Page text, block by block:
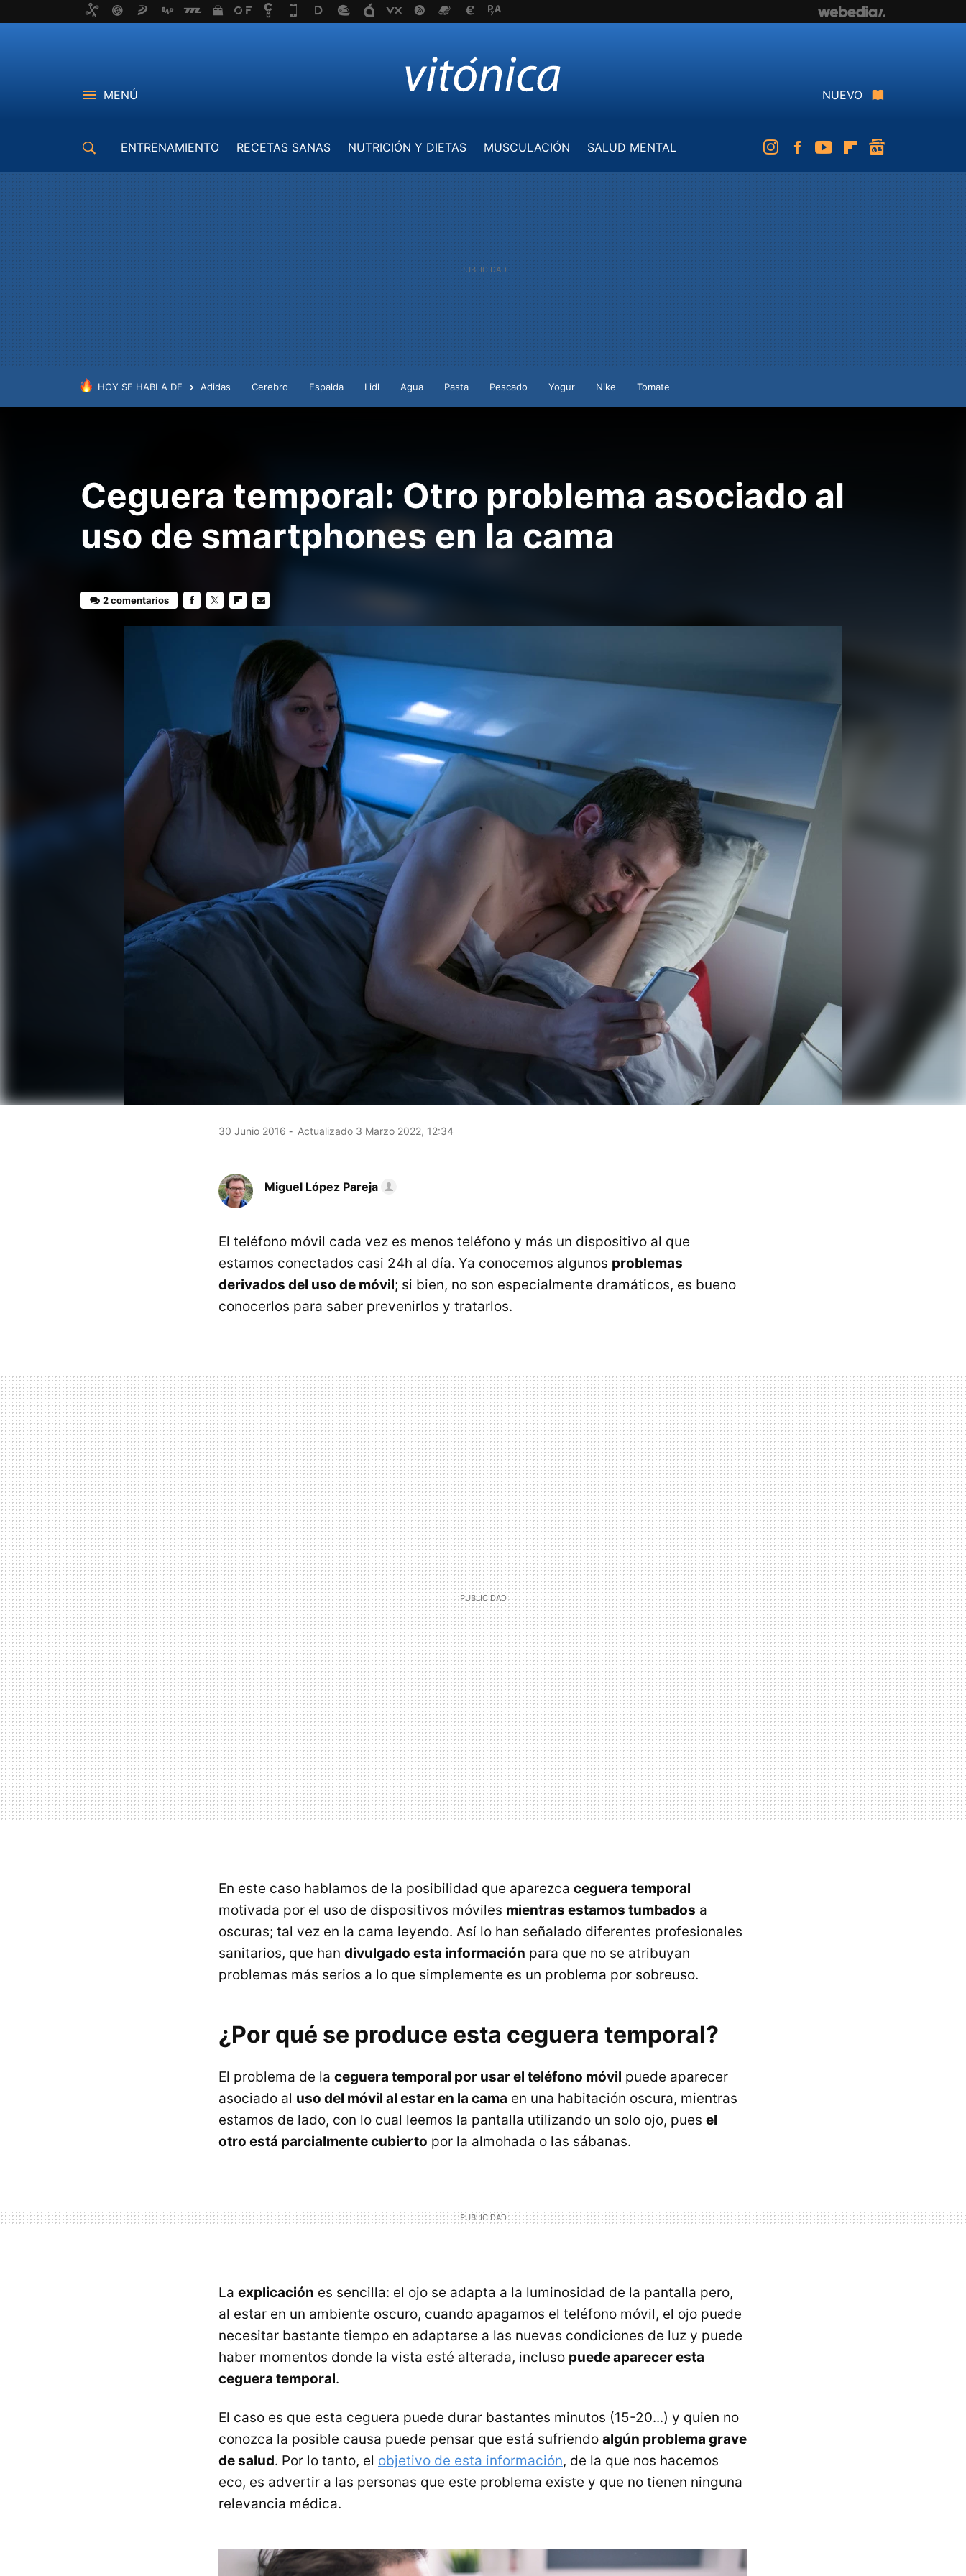
MENÚ NUEVO
ENTRENAMIENTO RECETAS SANAS NUTRICIÓN Y DIETAS MUSCULACIÓN
SALUD MENTAL
InstagramFacebookYoutubeFlipboard
HOY SE HABLA DE Adidas Cerebro Espalda Lidl Agua Pasta Pescado Yogur Nike Tomate
Ceguera temporal: Otro problema asociado al
uso de smartphones en la cama
2 comentarios
30 Junio 2016 Actualizado 3 Marzo 2022, 12:34
Miguel López Pareja
El teléfono móvil cada vez es menos teléfono y más un dispositivo al que
estamos conectados casi 24h al día. Ya conocemos algunos problemas
derivados del uso de móvil; si bien, no son especialmente dramáticos, es bueno
conocerlos para saber prevenirlos y tratarlos.
En este caso hablamos de la posibilidad que aparezca ceguera temporal
motivada por el uso de dispositivos móviles mientras estamos tumbados a
oscuras; tal vez en la cama leyendo. Así lo han señalado diferentes profesionales
sanitarios, que han divulgado esta información para que no se atribuyan
problemas más serios a lo que simplemente es un problema por sobreuso.
¿Por qué se produce esta ceguera temporal?
El problema de la ceguera temporal por usar el teléfono móvil puede aparecer
asociado al uso del móvil al estar en la cama en una habitación oscura, mientras
estamos de lado, con lo cual leemos la pantalla utilizando un solo ojo, pues el
otro está parcialmente cubierto por la almohada o las sábanas.
La explicación es sencilla: el ojo se adapta a la luminosidad de la pantalla pero,
al estar en un ambiente oscuro, cuando apagamos el teléfono móvil, el ojo puede
necesitar bastante tiempo en adaptarse a las nuevas condiciones de luz y puede
haber momentos donde la vista esté alterada, incluso puede aparecer esta
ceguera temporal.
El caso es que esta ceguera puede durar bastantes minutos (15-20...) y quien no
conozca la posible causa puede pensar que está sufriendo algún problema grave
de salud. Por lo tanto, el objetivo de esta información, de la que nos hacemos
eco, es advertir a las personas que este problema existe y que no tienen ninguna
relevancia médica.